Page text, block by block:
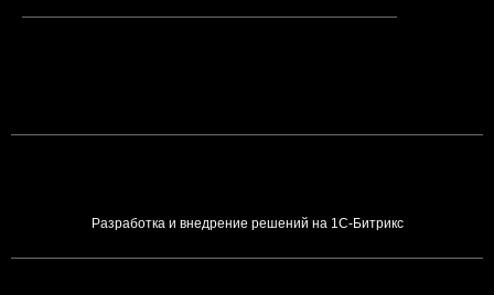
Разработка и внедрение решений на 1С-Битрикс